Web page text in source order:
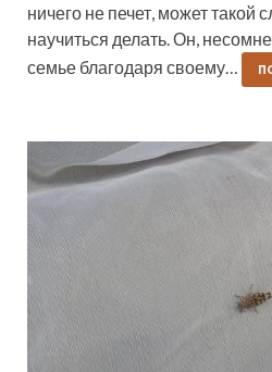
ничего не печет, может такой
научиться делать. Он,
семье благодаря своему…